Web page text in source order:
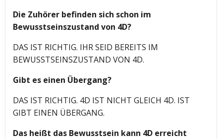
Die Zuhörer befinden sich schon im
Bewusstseinszustand von 4D?
DAS IST RICHTIG. IHR SEID BEREITS IM
BEWUSSTSEINSZUSTAND VON 4D.
Gibt es einen Übergang?
DAS IST RICHTIG. 4D IST NICHT GLEICH 4D. IST
GIBT EINEN ÜBERGANG.
Das heißt das Bewusstsein kann 4D erreicht